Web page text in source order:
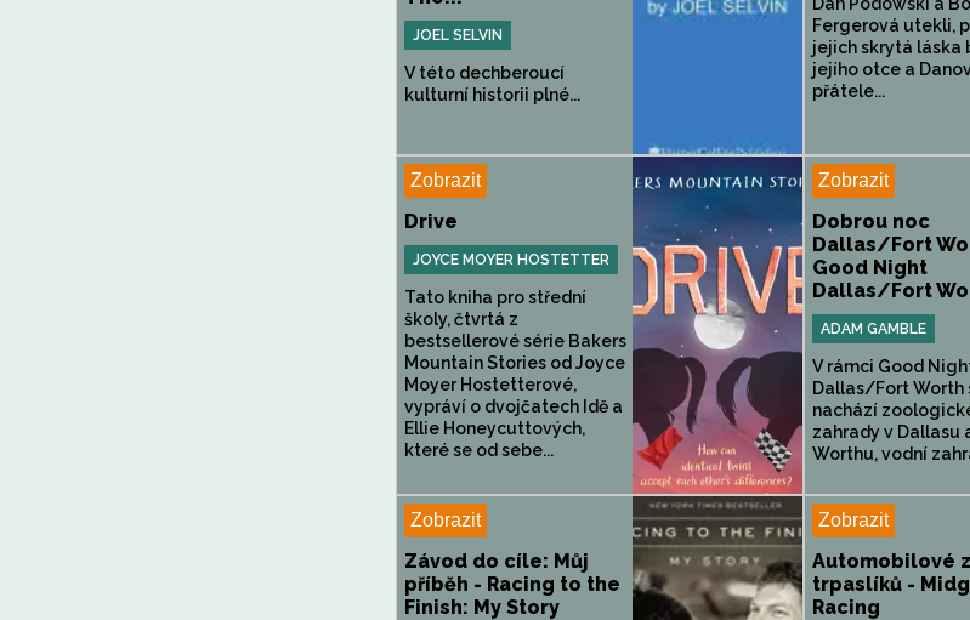
JOEL SELVIN
V této dechberoucí
kulturní historii plné...
Fergerová utekli,
jejich skrytá láska
jejího otce a
přátele...
Zobrazit
Drive
JOYCE MOYER HOSTETTER
Tato kniha pro střední
školy, čtvrtá z
bestsellerové série Bakers
Mountain Stories od Joyce
Moyer Hostetterové,
vypráví o dvojčatech Idě a
Ellie Honeycuttových,
které se od sebe...
Zobrazit
Dobrou noc
Dallas/Fort
Good Night
Dallas/Fort
ADAM GAMBLE
V rámci Good
Dallas/Fort Worth
nachází
zahrady v Dallasu
Worthu, vodní
Zobrazit
Závod do cíle: Můj
příběh - Racing to the
Finish: My Story
Zobrazit
Automobilové
trpaslíků -
Racing